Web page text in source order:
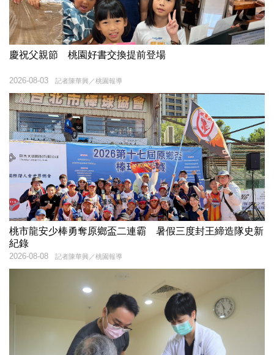
慶祝父親節 桃園好書交換提前登場
記者陳華興／桃園報導
2026-08-03
桃市龍安少棒勇奪原鄉盃二連霸 暑假三度封王締造隊史新
紀錄
記者陳華興／桃園報導
2026-08-08